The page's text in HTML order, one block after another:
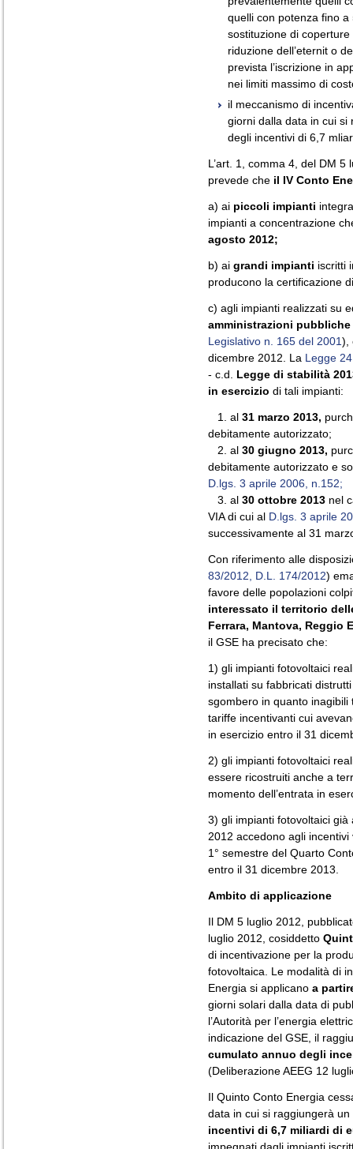
quelli con potenza fino
sostituzione di
riduzione dell’eternit o
prevista l’iscrizione in
nei limiti massimo di
il meccanismo di
giorni dalla data in cui si
degli incentivi di 6,7
L’art. 1, comma 4, del DM
prevede che il IV Conto
a) ai piccoli impianti
impianti a concentrazione
agosto 2012;
b) ai grandi impianti iscritti
producono la certificazione
c) agli impianti realizzati su
amministrazioni pubbliche
Legislativo n. 165 del 2001),
dicembre 2012. La Legge
- c.d. Legge di stabilità
in esercizio di tali impianti:
1. al 31 marzo 2013,
debitamente autorizzato;
2. al 30 giugno 2013,
debitamente autorizzato e
D.lgs. 3 aprile 2006, n.152;
3. al 30 ottobre 2013 nel
VIA di cui al D.lgs. 3 aprile
successivamente al 31
Con riferimento alle
83/2012,
D.L. 174/2012)
favore delle popolazioni
interessato il territorio
Ferrara, Mantova, Reggio
il GSE ha precisato che:
1) gli impianti fotovoltaici
installati su fabbricati
sgombero in quanto
tariffe incentivanti cui
in esercizio entro il 31
2) gli impianti fotovoltaici
essere ricostruiti anche a
momento dell’entrata in
3) gli impianti fotovoltaici
2012 accedono agli
1° semestre del Quarto
entro il 31 dicembre 2013.
Ambito di applicazione
Il DM 5 luglio 2012,
luglio 2012, cosiddetto
di incentivazione per la
fotovoltaica. Le modalità di
Energia si applicano a
giorni solari dalla data di
l’Autorità per l’energia
indicazione del GSE, il
cumulato annuo degli
(Deliberazione AEEG 12
Il Quinto Conto Energia
data in cui si raggiungerà un
incentivi di 6,7 miliardi di